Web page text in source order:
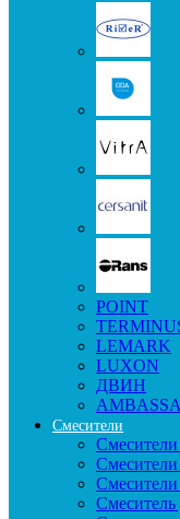
POINT
LEMARK
LUXON
ДВИН
Смесители
Смеситель